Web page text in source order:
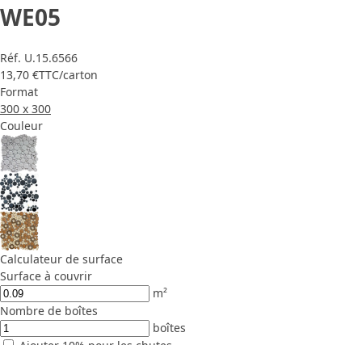
WE05
Réf. U.15.6566
13,70 €TTC/carton
Format
300 x 300
Couleur
Calculateur de surface
Surface à couvrir
m²
Nombre de boîtes
boîtes